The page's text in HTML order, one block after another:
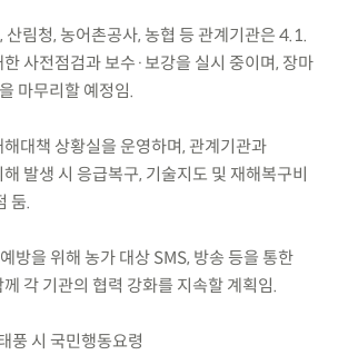
림청, 농어촌공사, 농협 등 관계기관은 4.1.
사전점검과 보수·보강을 실시 중이며, 장마
마무리할 예정임.
대책 상황실을 운영하며, 관계기관과
발생 시 응급복구, 기술지도 및 재해복구비
둠.
방을 위해 농가 대상 SMS, 방송 등을 통한
각 기관의 협력 강화를 지속할 계획임.
풍 시 국민행동요령